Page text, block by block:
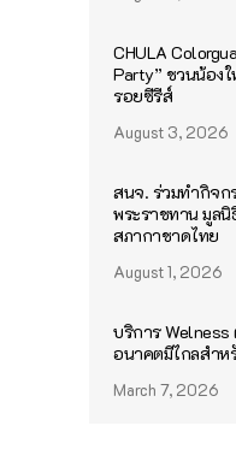
CHULA
Party” ชวนน้อง
รอยซีรีส์
August 3, 2026
สนจ. ร่วมทำกิจก
พระราชทาน มูลนิ
สภากาชาดไทย
August 1, 2026
บริการ Welness
อนาคตมีไกลสำห
March 7, 2026